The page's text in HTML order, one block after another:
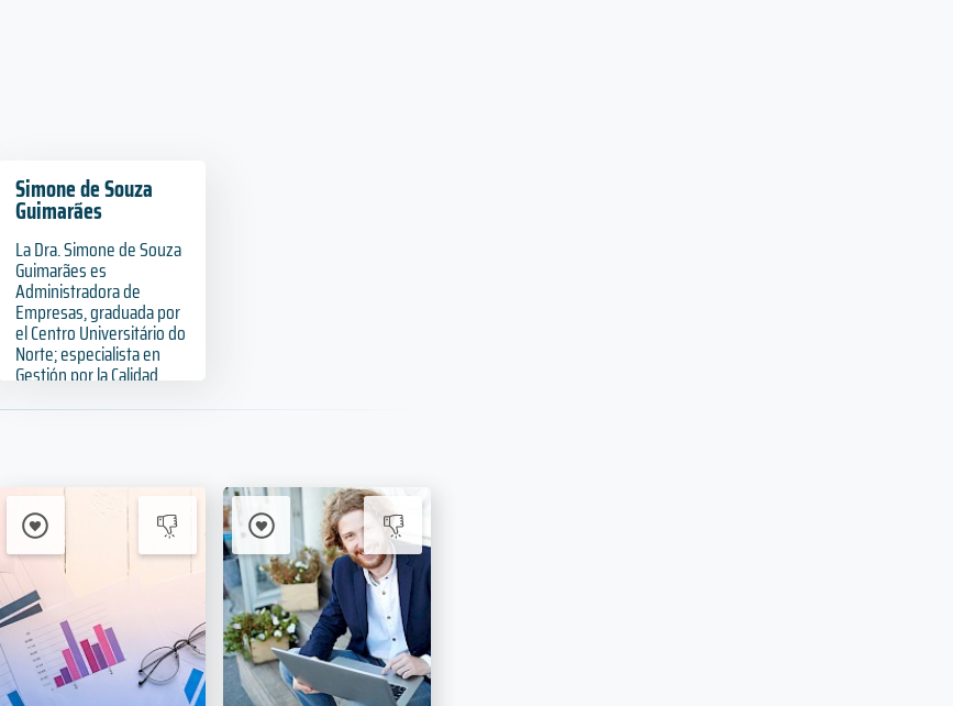
Simone de Souza
Guimarães
La Dra. Simone de Souza
Guimarães es
Administradora de
Empresas, graduada por
el Centro Universitário do
Norte; especialista en
Gestión por la Calidad
Federal del Amazonas